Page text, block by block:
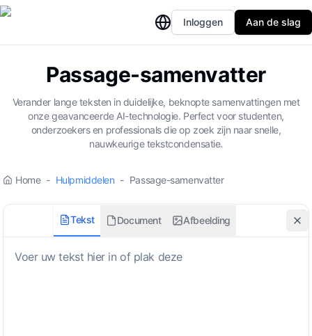
Inloggen Aan de slag
Passage-samenvatter
Verander lange teksten in duidelijke, beknopte samenvattingen met
onze geavanceerde AI-technologie. Perfect voor studenten,
onderzoekers en professionals die op zoek zijn naar snelle,
nauwkeurige tekstcondensatie.
Home - Hulpmiddelen - Passage-samenvatter
Tekst Document Afbeelding